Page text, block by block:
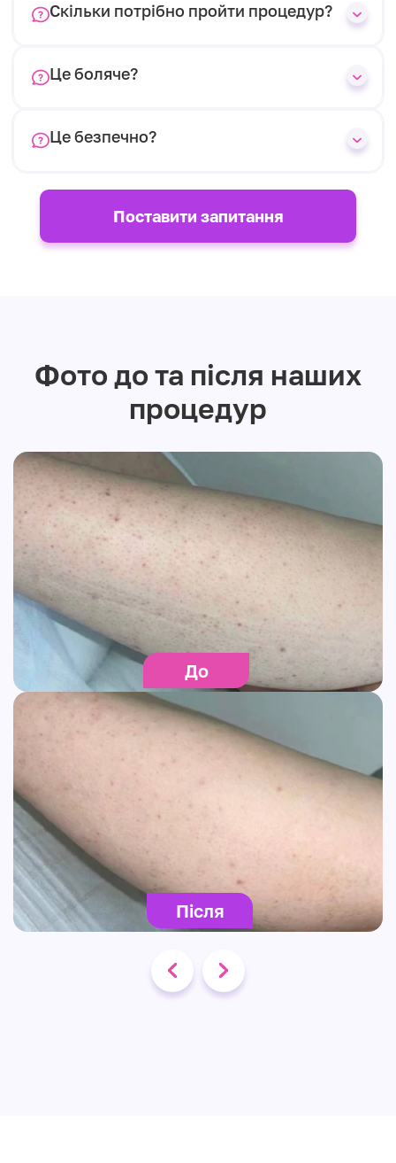
Скільки потрібно пройти процедур?
Це боляче?
Це безпечно?
Поставити запитання
Фото до та після наших
процедур
До
Після